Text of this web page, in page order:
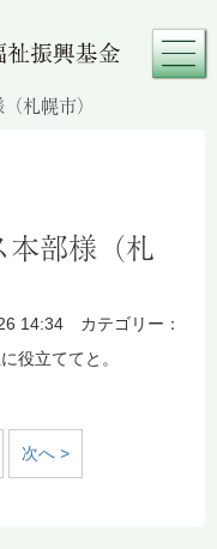
札幌市）
本部様（札
14:34 カテゴリー：
役立ててと。
次へ >